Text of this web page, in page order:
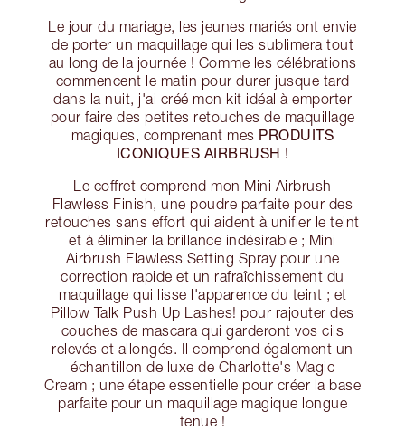
Le jour du mariage, les jeunes mariés ont envie
de porter un maquillage qui les sublimera tout
au long de la journée ! Comme les célébrations
commencent le matin pour durer jusque tard
dans la nuit, j'ai créé mon kit idéal à emporter
pour faire des petites retouches de maquillage
magiques, comprenant mes PRODUITS
ICONIQUES AIRBRUSH !
Le coffret comprend mon Mini Airbrush
Flawless Finish, une poudre parfaite pour des
retouches sans effort qui aident à unifier le teint
et à éliminer la brillance indésirable ; Mini
Airbrush Flawless Setting Spray pour une
correction rapide et un rafraîchissement du
maquillage qui lisse l'apparence du teint ; et
Pillow Talk Push Up Lashes! pour rajouter des
couches de mascara qui garderont vos cils
relevés et allongés. Il comprend également un
échantillon de luxe de Charlotte's Magic
Cream ; une étape essentielle pour créer la base
parfaite pour un maquillage magique longue
tenue !